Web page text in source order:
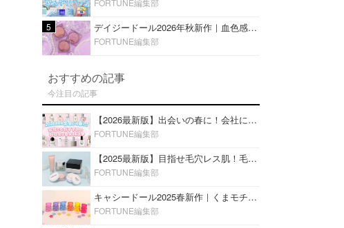
FORTUNE編集部
5 デイジードール2026年秋新作｜血色感が可愛い♡『パウダー ブラッシュ ブルーム』新3色をレビュー
FORTUNE編集部
おすすめの記事
今注目の記事
【2026最新版】出会いの春に！会社にもおすすめの好印象な香水14選♡ビジネスの場での香水マナーも
FORTUNE編集部
【2025最新版】目指せ毛穴レス肌！毛穴を埋めて隠す「おすすめ部分用下地＆プライマー」ランキング♡
FORTUNE編集部
キャシードール2025春新作｜くまモチーフのミニリップ「シャイニーベア リップモイスト」をレビュー♡
FORTUNE編集部